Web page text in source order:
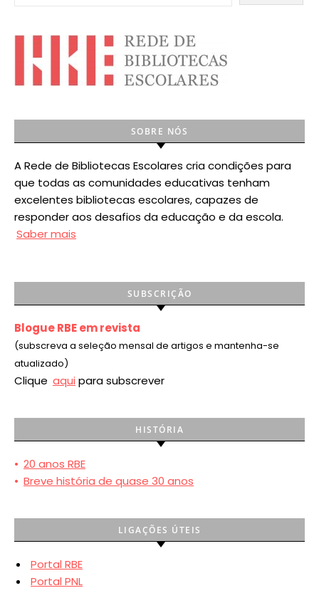
SOBRE NÓS
A Rede de Bibliotecas Escolares cria condições para
que todas as comunidades educativas tenham
excelentes bibliotecas escolares, capazes de
responder aos desafios da educação e da escola.
Saber mais
SUBSCRIÇÃO
Blogue RBE em revista
(subscreva a seleção mensal de artigos e mantenha-se
atualizado)
Clique aqui para subscrever
HISTÓRIA
• 20 anos RBE
• Breve história de quase 30 anos
LIGAÇÕES ÚTEIS
Portal RBE
Portal PNL